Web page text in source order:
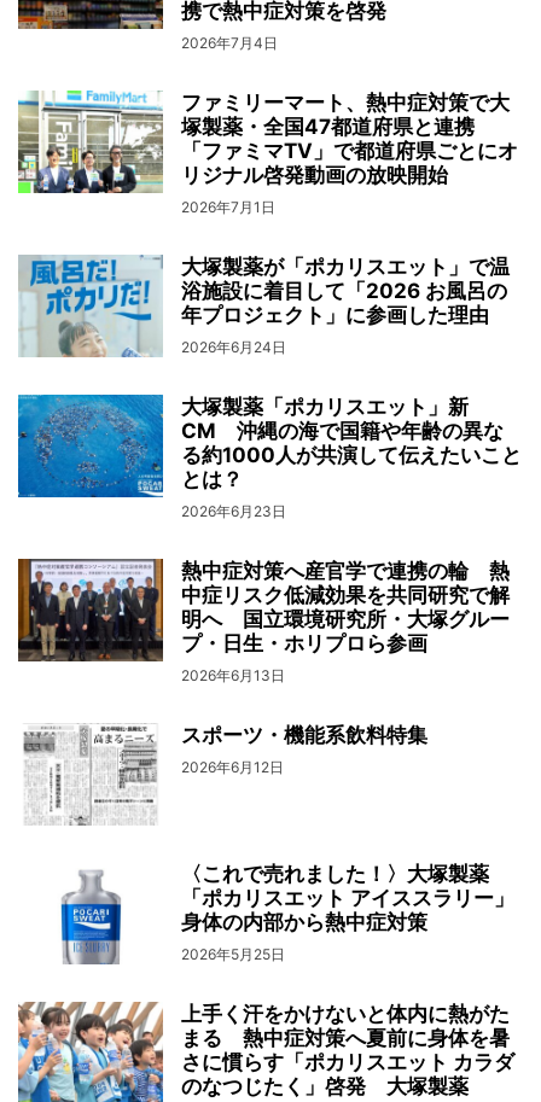
携で熱中症対策を啓発
2026年7月4日
ファミリーマート、熱中症対策で大
塚製薬・全国47都道府県と連携
「ファミマTV」で都道府県ごとにオ
リジナル啓発動画の放映開始
2026年7月1日
大塚製薬が「ポカリスエット」で温
浴施設に着目して「2026 お風呂の
年プロジェクト」に参画した理由
2026年6月24日
大塚製薬「ポカリスエット」新
CM 沖縄の海で国籍や年齢の異な
る約1000人が共演して伝えたいこと
とは？
2026年6月23日
熱中症対策へ産官学で連携の輪 熱
中症リスク低減効果を共同研究で解
明へ 国立環境研究所・大塚グルー
プ・日生・ホリプロら参画
2026年6月13日
スポーツ・機能系飲料特集
2026年6月12日
〈これで売れました！〉大塚製薬
「ポカリスエット アイススラリー」
身体の内部から熱中症対策
2026年5月25日
上手く汗をかけないと体内に熱がた
まる 熱中症対策へ夏前に身体を暑
さに慣らす「ポカリスエット カラダ
のなつじたく」啓発 大塚製薬